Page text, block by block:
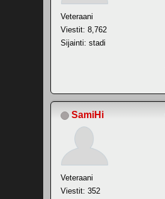
Veteraani
Viestit: 8,762
Sijainti: stadi
SamiHi
Veteraani
Viestit: 352